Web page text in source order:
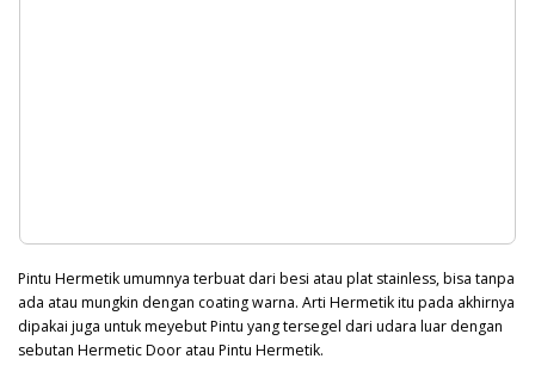
Pintu Hermetik umumnya terbuat dari besi atau plat stainless, bisa tanpa
ada atau mungkin dengan coating warna. Arti Hermetik itu pada akhirnya
dipakai juga untuk meyebut Pintu yang tersegel dari udara luar dengan
sebutan Hermetic Door atau Pintu Hermetik.